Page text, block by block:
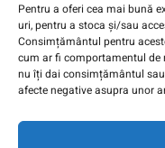
Pentru a oferi cea mai bună
uri, pentru a stoca și/sau
Consimțământul pentru
cum ar fi comportamentul de
nu îți dai consimțământul
afecte negative asupra unor
Copyright © 2025Digitaz.